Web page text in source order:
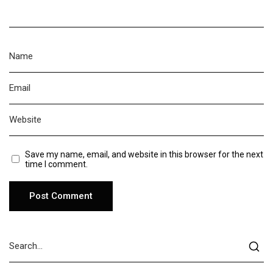
Save my name, email, and website in this browser for the next
time I comment.